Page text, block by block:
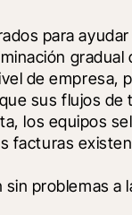
para
de
sus flujos
los equipos
facturas
problemas